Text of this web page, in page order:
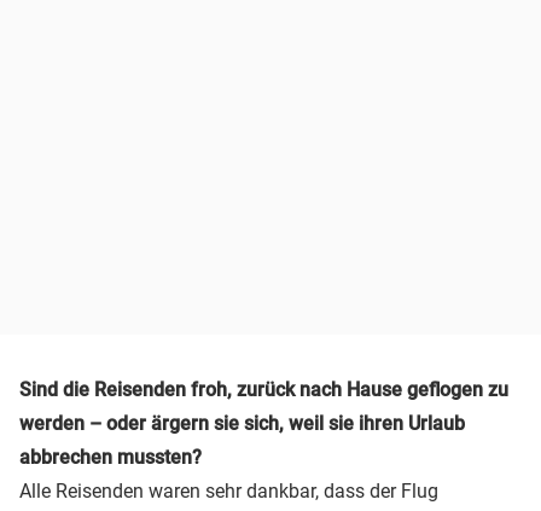
Sind die Reisenden froh, zurück nach Hause geflogen zu
werden – oder ärgern sie sich, weil sie ihren Urlaub
abbrechen mussten?
Alle Reisenden waren sehr dankbar, dass der Flug